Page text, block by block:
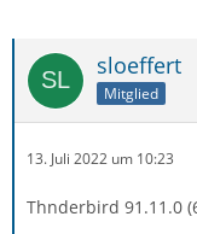
sloeffert
Mitglied
13. Juli 2022 um 10:23
Thnderbird 91.11.0